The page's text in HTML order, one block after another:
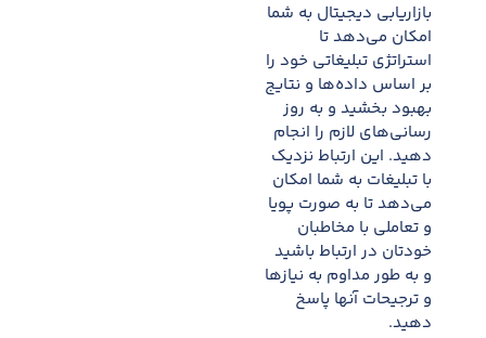
بازاریابی دیجیتال به شما
امکان می‌دهد تا
استراتژی تبلیغاتی خود را
بر اساس داده‌ها و نتایج
بهبود بخشید و به روز
رسانی‌های لازم را انجام
دهید. این ارتباط نزدیک
با تبلیغات به شما امکان
می‌دهد تا به صورت پویا
و تعاملی با مخاطبان
خودتان در ارتباط باشید
و به طور مداوم به نیازها
و ترجیحات آنها پاسخ
دهید.